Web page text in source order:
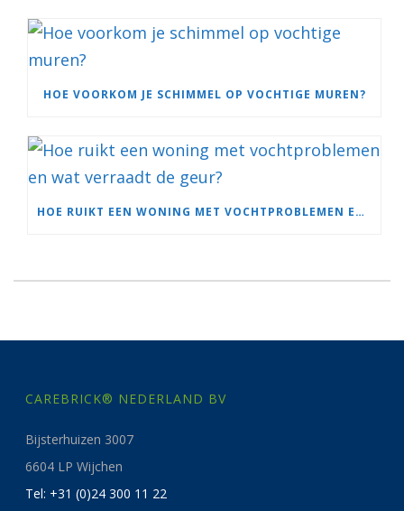
HOE VOORKOM JE SCHIMMEL OP VOCHTIGE MUREN?
HOE RUIKT EEN WONING MET VOCHTPROBLEMEN EN WAT VERRAADT DE GEUR?
CAREBRICK® NEDERLAND BV
Bijsterhuizen 3007
6604 LP Wijchen
Tel: +31 (0)24 300 11 22